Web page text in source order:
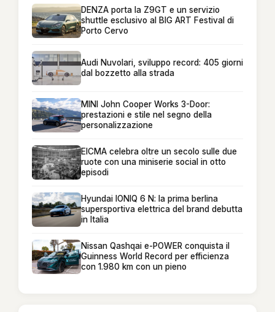
DENZA porta la Z9GT e un servizio
shuttle esclusivo al BIG ART Festival di
Porto Cervo
Audi Nuvolari, sviluppo record: 405 giorni
dal bozzetto alla strada
MINI John Cooper Works 3-Door:
prestazioni e stile nel segno della
personalizzazione
EICMA celebra oltre un secolo sulle due
ruote con una miniserie social in otto
episodi
Hyundai IONIQ 6 N: la prima berlina
supersportiva elettrica del brand debutta
in Italia
Nissan Qashqai e-POWER conquista il
Guinness World Record per efficienza
con 1.980 km con un pieno